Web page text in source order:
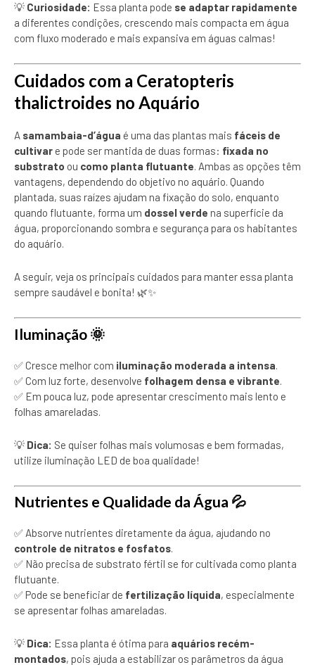
💡 Curiosidade: Essa planta pode se adaptar rapidamente
a diferentes condições, crescendo mais compacta em água
com fluxo moderado e mais expansiva em águas calmas!
Cuidados com a Ceratopteris
thalictroides no Aquário
A samambaia-d’água é uma das plantas mais fáceis de
cultivare pode ser mantida de duas formas: fixada no
substrato ou como planta flutuante. Ambas as opções têm
vantagens, dependendo do objetivo no aquário. Quando
plantada, suas raízes ajudam na fixação do solo, enquanto
quando flutuante, forma um dossel verde na superfície da
água, proporcionando sombra e segurança para os habitantes
do aquário.
A seguir, veja os principais cuidados para manter essa planta
sempre saudável e bonita! 🌿✨
Iluminação 🌞
✅ Cresce melhor com iluminação moderada a intensa.
✅ Com luz forte, desenvolve folhagem densa e vibrante.
✅ Em pouca luz, pode apresentar crescimento mais lento e
folhas amareladas.
💡 Dica: Se quiser folhas mais volumosas e bem formadas,
utilize iluminação LED de boa qualidade!
Nutrientes e Qualidade da Água 💦
✅ Absorve nutrientes diretamente da água, ajudando no
controle de nitratos e fosfatos.
✅ Não precisa de substrato fértil se for cultivada como planta
flutuante.
✅ Pode se beneficiar de fertilização líquida, especialmente
se apresentar folhas amareladas.
💡 Dica: Essa planta é ótima para aquários recém-
montados, pois ajuda a estabilizar os parâmetros da água